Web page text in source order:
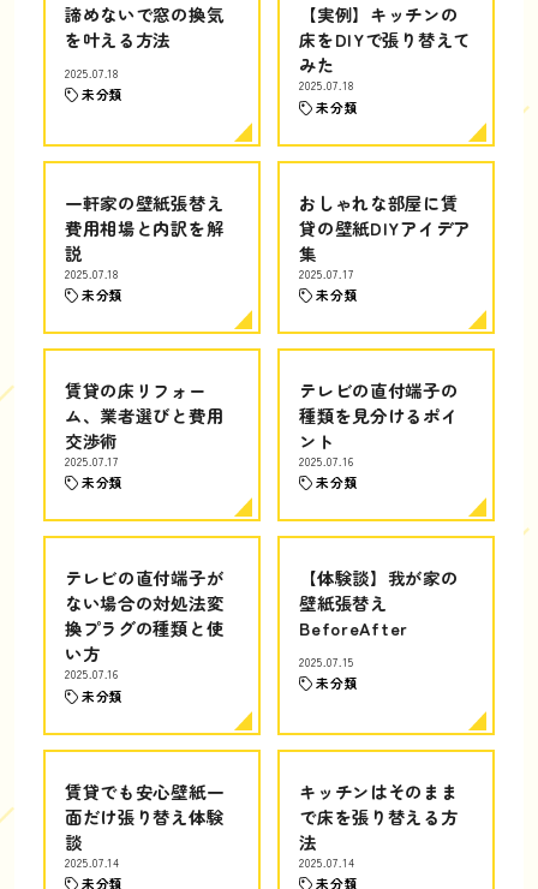
諦めないで窓の換気
を叶える方法
2025.07.18
未分類
【実例】キッチンの
床をDIYで張り替えて
みた
2025.07.18
未分類
一軒家の壁紙張替え
費用相場と内訳を解
説
2025.07.18
未分類
おしゃれな部屋に賃
貸の壁紙DIYアイデア
集
2025.07.17
未分類
賃貸の床リフォー
ム、業者選びと費用
交渉術
2025.07.17
未分類
テレビの直付端子の
種類を見分けるポイ
ント
2025.07.16
未分類
テレビの直付端子が
ない場合の対処法変
換プラグの種類と使
い方
2025.07.16
未分類
【体験談】我が家の
壁紙張替え
BeforeAfter
2025.07.15
未分類
賃貸でも安心壁紙一
面だけ張り替え体験
談
2025.07.14
未分類
キッチンはそのまま
で床を張り替える方
法
2025.07.14
未分類